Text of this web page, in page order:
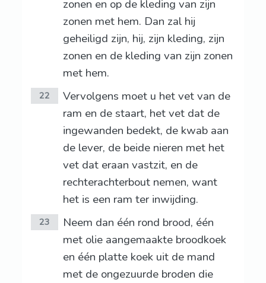
zonen en op de kleding van zijn
zonen met hem. Dan zal hij
geheiligd zijn, hij, zijn kleding, zijn
zonen en de kleding van zijn zonen
met hem.
22
Vervolgens moet u het vet van de
ram en de staart, het vet dat de
ingewanden bedekt, de kwab aan
de lever, de beide nieren met het
vet dat eraan vastzit, en de
rechterachterbout nemen, want
het is een ram ter inwijding.
23
Neem dan één rond brood, één
met olie aangemaakte broodkoek
en één platte koek uit de mand
met de ongezuurde broden die